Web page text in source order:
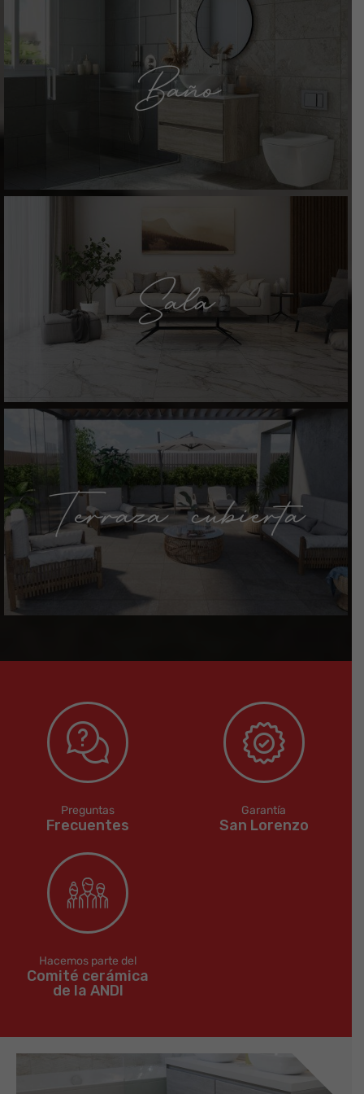
Baño
Sala
Terraza cubierta
Preguntas
Frecuentes
Garantía
San Lorenzo
Hacemos parte del
Comité cerámica
de la ANDI